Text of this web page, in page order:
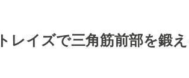
レイズで三角筋前部を鍛